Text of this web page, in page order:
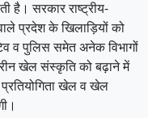
है। सरकार राष्ट्रीय-
प्रदेश के खिलाड़ियों को
व पुलिस समेत अनेक विभागों
खेल संस्कृति को बढ़ाने में
खेल व खेल